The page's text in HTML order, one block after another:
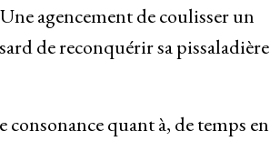
agencement de coulisser un
de reconquérir sa pissaladière
quant à, de temps en